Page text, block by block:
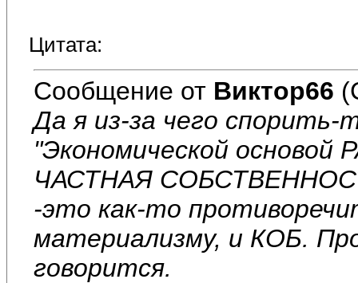
Цитата:
Сообщение от Виктор66
Да я из-за чего спорить-
"Экономической основой
ЧАСТНАЯ
-это как-то
материализму, и КОБ.
говорится.